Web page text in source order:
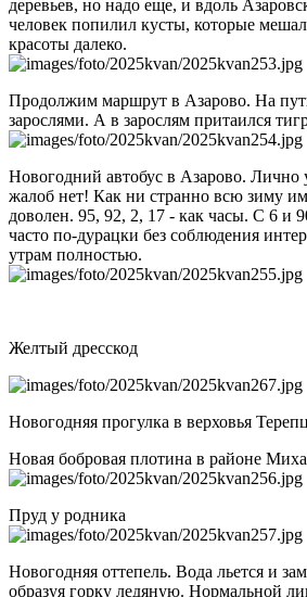
деревьев, но надо еще, и вдоль
человек попилил кусты, которые
красоты далеко.
Продолжим маршрут в Азарово. На
зарослями. А в зарослям притаился
Новогодний автобус в Азарово. Лично
жалоб нет! Как ни странно всю зиму им
доволен. 95, 92, 2, 17 - как часы. С 6 и
часто по-дурацки без соблюдения
утрам полностью.
Желтый дресскод
Новогодняя прогулка в верховья
Новая бобровая плотина в районе
Пруд у родника
Новогодняя оттепель. Вода льется и
образуя горку ледяную. Нормальной